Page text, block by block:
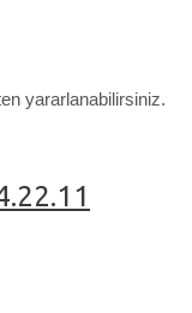
yararlanabilirsiniz.